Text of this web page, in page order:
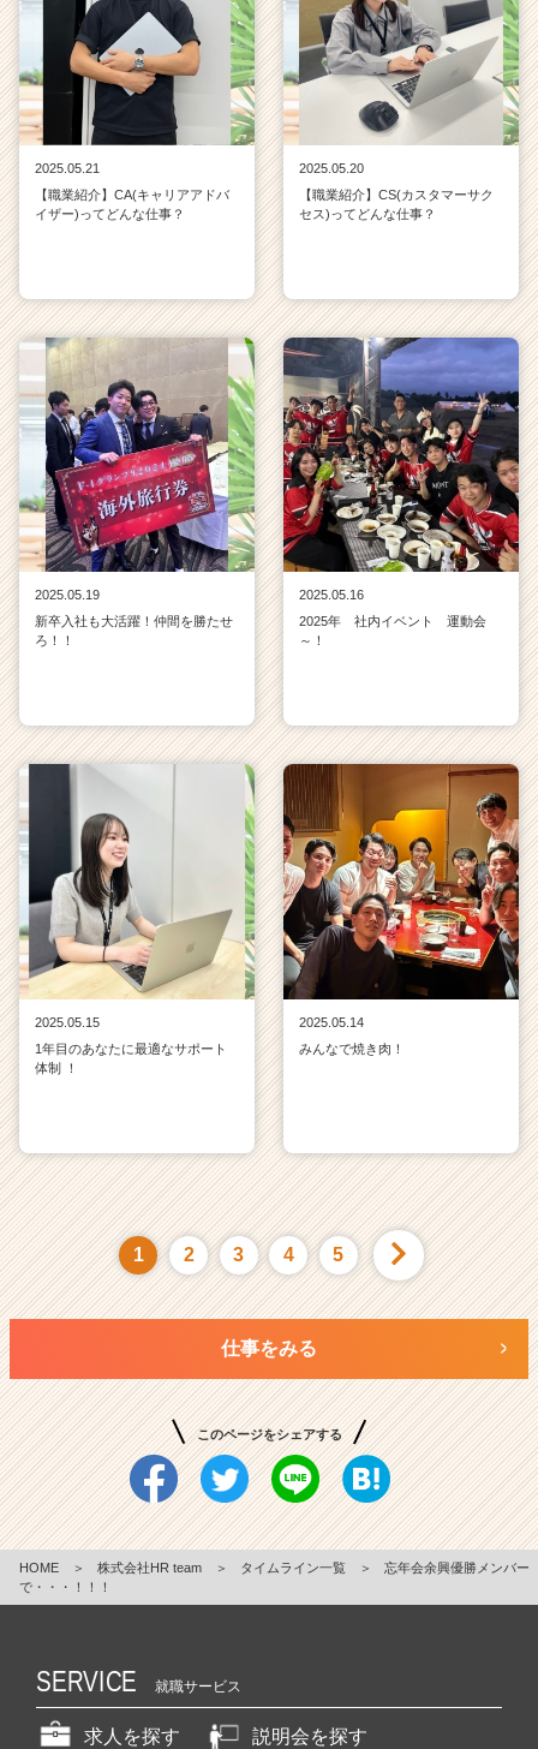
2025.05.21
【職業紹介】CA(キャリアアドバ
イザー)ってどんな仕事？
2025.05.20
【職業紹介】CS(カスタマーサク
セス)ってどんな仕事？
2025.05.19
新卒入社も大活躍！仲間を勝たせ
ろ！！
2025.05.16
2025年 社内イベント 運動会
～！
2025.05.15
1年目のあなたに最適なサポート
体制 ！
2025.05.14
みんなで焼き肉！
1 2 3 4 5
仕事をみる
このページをシェアする
HOME ＞ 株式会社HR team ＞ タイムライン一覧 ＞
忘年会余興優勝メンバー
で・・・！！！
SERVICE 就職サービス
求人を探す
説明会を探す